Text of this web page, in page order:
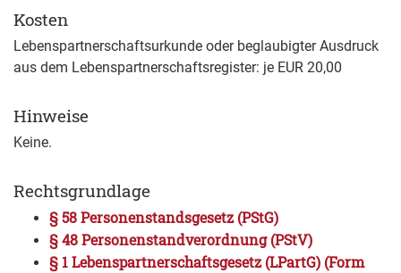
Kosten
Lebenspartnerschaftsurkunde oder beglaubigter Ausdruck
aus dem Lebenspartnerschaftsregister: je EUR 20,00
Hinweise
Keine.
Rechtsgrundlage
§ 58 Personenstandsgesetz (PStG)
§ 48 Personenstandverordnung (PStV)
§ 1 Lebenspartnerschaftsgesetz (LPartG) (Form